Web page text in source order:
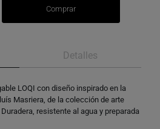
Comprar
Detalles
LOQI con diseño inspirado en la
Masriera, de la colección de arte
resistente al agua y preparada